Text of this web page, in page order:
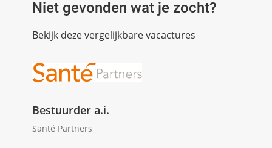
Niet gevonden wat je zocht?
Bekijk deze vergelijkbare vacactures
Bestuurder a.i.
Santé Partners